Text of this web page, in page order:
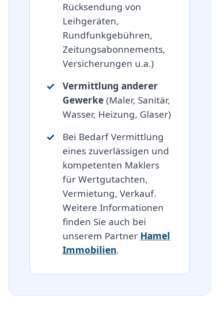
Rücksendung von
Leihgeräten,
Rundfunkgebühren,
Zeitungsabonnements,
Versicherungen u.a.)
Vermittlung anderer
Gewerke(Maler, Sanitär,
Wasser, Heizung, Glaser)
Bei Bedarf Vermittlung
eines zuverlässigen und
kompetenten Maklers
für Wertgutachten,
Vermietung, Verkauf.
Weitere Informationen
finden Sie auch bei
unserem Partner Hamel
Immobilien.